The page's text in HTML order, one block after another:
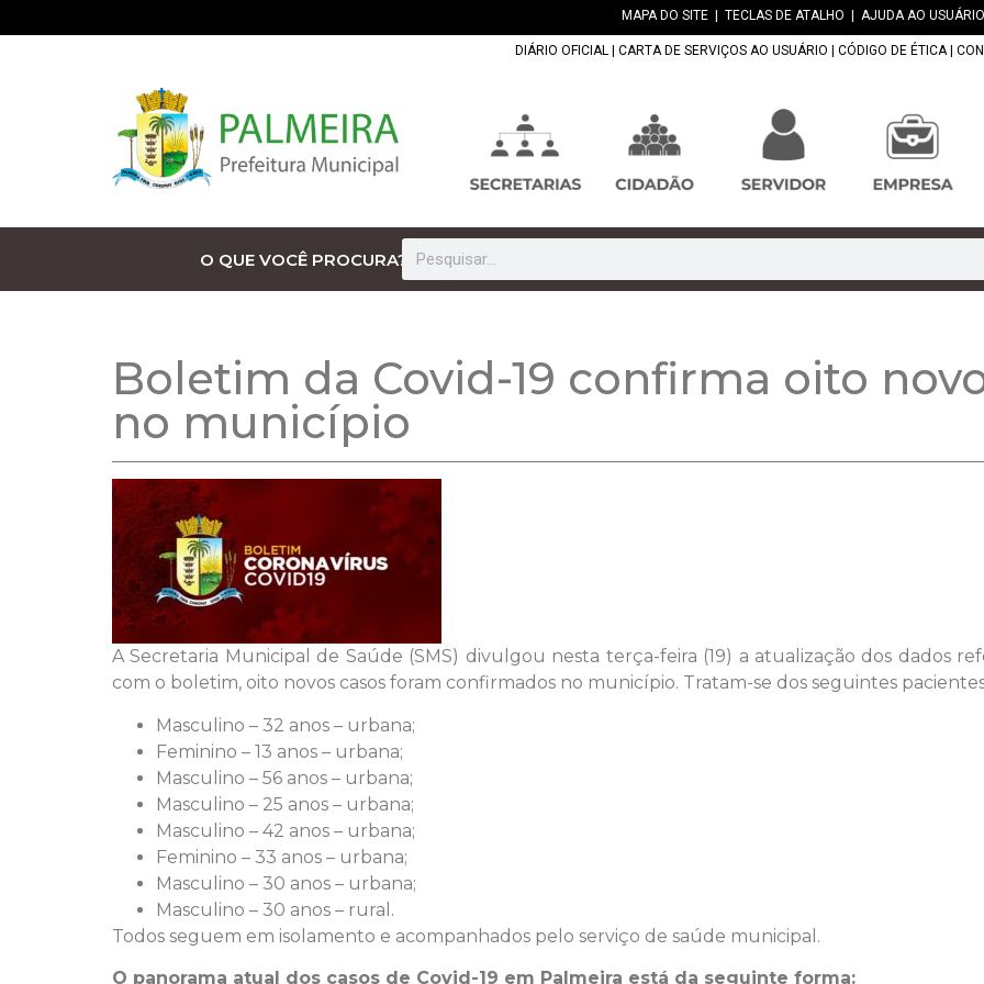
MAPA DO SITE TECLAS DE ATALHO AJUDA AO
DIÁRIO OFICIAL CARTA DE SERVIÇOS AO USUÁRIO CÓDIGO DE ÉTICA|
O QUE VOCÊ PROCURA?
Boletim da Covid-19 confirma oito
no município
A Secretaria Municipal de Saúde (SMS) divulgou nesta terça-feira (19) a atualização dos dados
com o boletim, oito novos casos foram confirmados no município. Tratam-se dos seguintes
Masculino – 32 anos – urbana;
Feminino – 13 anos – urbana;
Masculino – 56 anos – urbana;
Masculino – 25 anos – urbana;
Masculino – 42 anos – urbana;
Feminino – 33 anos – urbana;
Masculino – 30 anos – urbana;
Masculino – 30 anos – rural.
Todos seguem em isolamento e acompanhados pelo serviço de saúde municipal.
O panorama atual dos casos de Covid-19 em Palmeira está da seguinte forma: